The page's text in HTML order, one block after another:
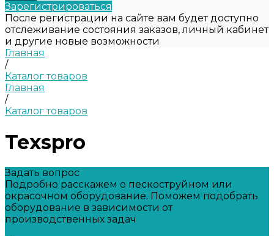
Зарегистрироваться
После регистрации на сайте вам будет доступно
отслеживание состояния заказов, личный кабинет
и другие новые возможности
Главная
/
Каталог товаров
Главная
/
Каталог товаров
Texspro
Задать вопрос
Подробно расскажем о пескоструйном или
окрасочном оборудование. Поможем подобрать
оборудование в зависимости от
производственных задач